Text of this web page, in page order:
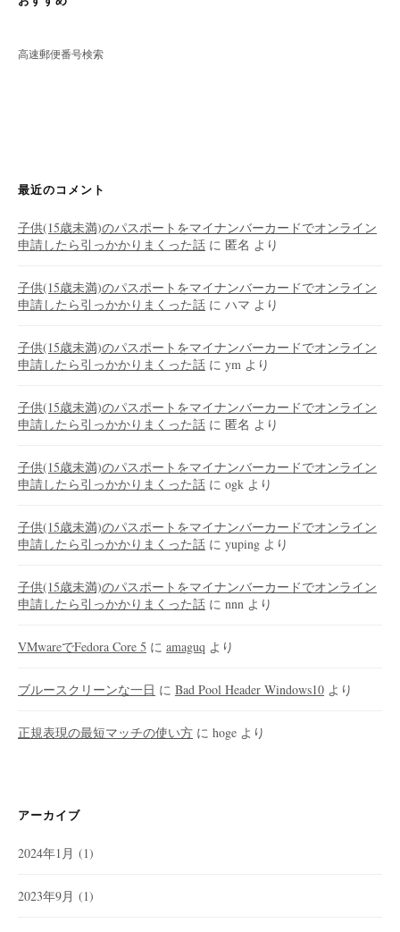
高速郵便番号検索
最近のコメント
子供(15歳未満)のパスポートをマイナンバーカードでオンライン
申請したら引っかかりまくった話 に 匿名 より
子供(15歳未満)のパスポートをマイナンバーカードでオンライン
申請したら引っかかりまくった話 に ハマ より
子供(15歳未満)のパスポートをマイナンバーカードでオンライン
申請したら引っかかりまくった話 に ym より
子供(15歳未満)のパスポートをマイナンバーカードでオンライン
申請したら引っかかりまくった話 に 匿名 より
子供(15歳未満)のパスポートをマイナンバーカードでオンライン
申請したら引っかかりまくった話 に ogk より
子供(15歳未満)のパスポートをマイナンバーカードでオンライン
申請したら引っかかりまくった話 に yuping より
子供(15歳未満)のパスポートをマイナンバーカードでオンライン
申請したら引っかかりまくった話 に nnn より
VMwareでFedora Core 5 に amaguq より
ブルースクリーンな一日 に Bad Pool Header Windows10 より
正規表現の最短マッチの使い方 に hoge より
アーカイブ
2024年1月 (1)
2023年9月 (1)